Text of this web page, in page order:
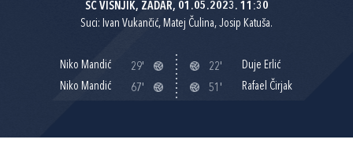
SC VIŠNJIK, ZADAR, 01.05.2023. 11:30
Suci: Ivan Vukančić, Matej Čulina, Josip Katuša.
Niko Mandić
29'
Niko Mandić
67'
22'
Duje Erlić
51'
Rafael Čirjak